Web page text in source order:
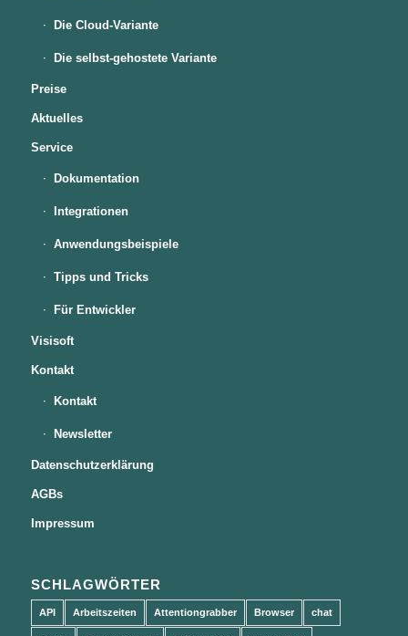
Die Cloud-Variante
Die selbst-gehostete Variante
Preise
Aktuelles
Service
Dokumentation
Integrationen
Anwendungsbeispiele
Tipps und Tricks
Für Entwickler
Visisoft
Kontakt
Kontakt
Newsletter
Datenschutzerklärung
AGBs
Impressum
SCHLAGWÖRTER
API Arbeitszeiten Attentiongrabber Browser chat